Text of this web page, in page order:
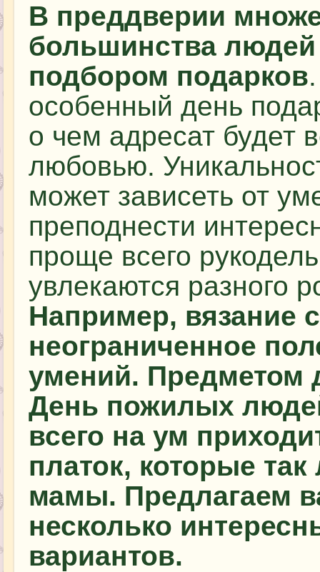
В преддверии
большинства
подбором подарков
особенный день
о чем адресат будет
любовью.
может зависеть от
преподнести
проще всего
увлекаются разного
Например, вязание
неограниченное
умений. Предметом
День пожилых
всего на ум
платок, которые
мамы. Предлагаем
несколько
вариантов.